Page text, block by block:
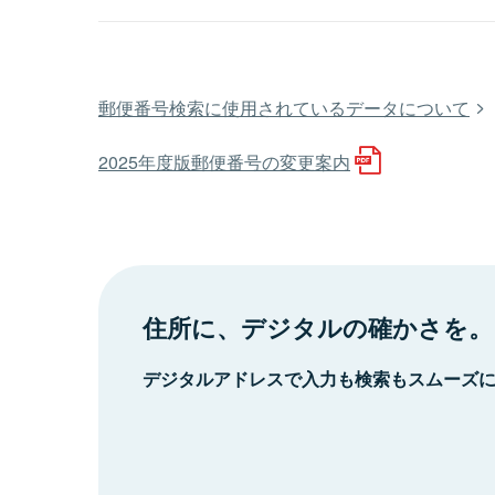
郵便番号検索に使用されているデータについて
2025年度版郵便番号の変更案内
住所に、デジタルの確かさを。
デジタルアドレスで入力も検索もスムーズ